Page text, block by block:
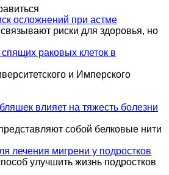
осложнений при астме
риски для здоровья, но
раковых клеток в
и Имперского
влияет на тяжесть болезни
собой белковые нити
лечения мигрени у подростков
улучшить жизнь подростков